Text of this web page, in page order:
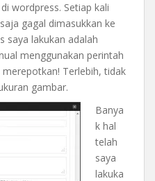
wordpress. Setiap kali
gagal dimasukkan ke
saya lakukan adalah
menggunakan perintah
Terlebih, tidak
gambar.
Banya
k hal
telah
saya
lakuka